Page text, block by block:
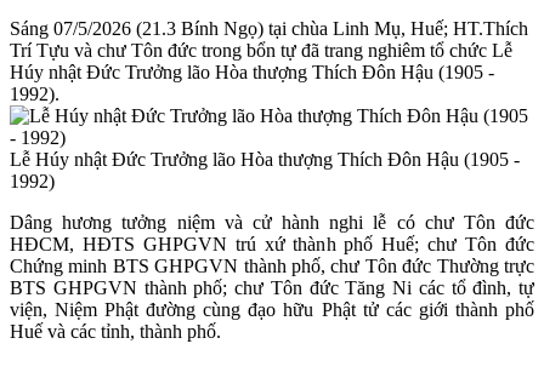
Sáng 07/5/2026 (21.3 Bính Ngọ) tại chùa Linh Mụ, Huế; HT.Thích
Trí Tựu và chư Tôn đức trong bổn tự đã trang nghiêm tổ chức Lễ
Húy nhật Đức Trưởng lão Hòa thượng Thích Đôn Hậu (1905 -
1992).
Lễ Húy nhật Đức Trưởng lão Hòa thượng Thích Đôn Hậu (1905 -
1992)
Dâng hương tưởng niệm và cử hành nghi lễ có chư Tôn đức
HĐCM, HĐTS GHPGVN trú xứ thành phố Huế; chư Tôn đức
Chứng minh BTS GHPGVN thành phố, chư Tôn đức Thường trực
BTS GHPGVN thành phố; chư Tôn đức Tăng Ni các tổ đình, tự
viện, Niệm Phật đường cùng đạo hữu Phật tử các giới thành phố
Huế và các tỉnh, thành phố.